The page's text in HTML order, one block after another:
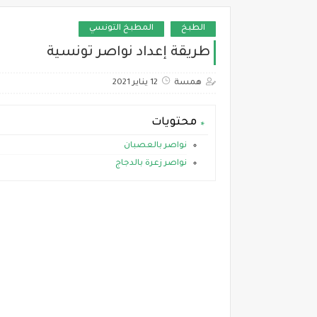
الطبخ المطبخ التونسي
طريقة إعداد نواصر تونسية
همسة 12 يناير 2021
محتويات
نواصر بالعصبان
نواصر زعرة بالدجاج